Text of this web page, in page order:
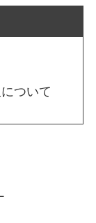
ついて